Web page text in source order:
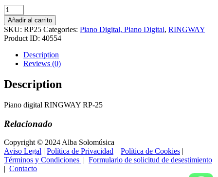
Piano
DIGITAL
RINGWAY
RP-
25
quantity
Añadir al carrito
SKU: RP25 Categories: Piano Digital, Piano Digital, RINGWAY
Product ID: 40554
Description
Reviews (0)
Description
Piano digital RINGWAY RP-25
Relacionado
Copyright © 2024 Alba Solomúsica
Aviso Legal
Política de Privacidad Política de Cookies
Términos y Condiciones
Formulario de solicitud de desestimiento
Contacto